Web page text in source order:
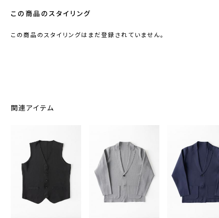
この商品のスタイリング
この商品のスタイリングはまだ登録されていません。
関連アイテム